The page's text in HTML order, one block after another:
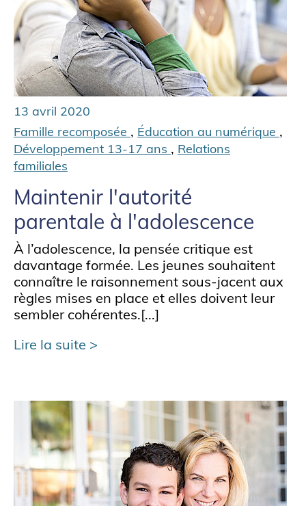
13 avril 2020
Famille recomposée , Éducation au numérique ,
Développement 13-17 ans , Relations
familiales
Maintenir l'autorité
parentale à l'adolescence
À l’adolescence, la pensée critique est
davantage formée. Les jeunes souhaitent
connaître le raisonnement sous-jacent aux
règles mises en place et elles doivent leur
sembler cohérentes.[...]
Lire la suite